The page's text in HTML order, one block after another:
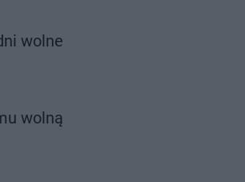
wolne
wolną